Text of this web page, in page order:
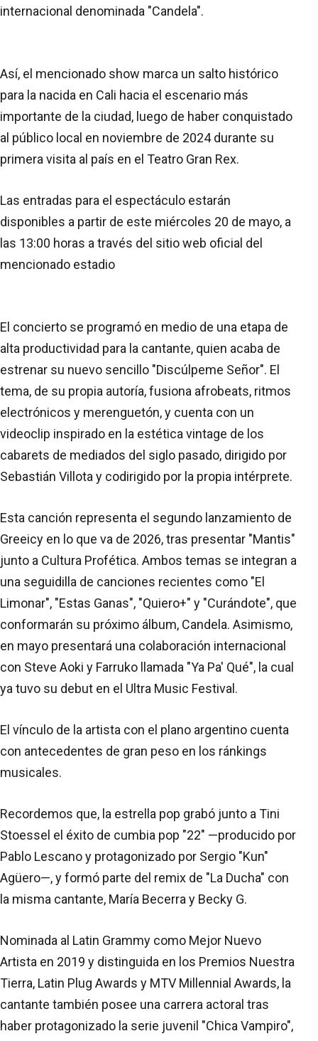
internacional denominada "Candela".
Así, el mencionado show marca un salto histórico
para la nacida en Cali hacia el escenario más
importante de la ciudad, luego de haber conquistado
al público local en noviembre de 2024 durante su
primera visita al país en el Teatro Gran Rex.
Las entradas para el espectáculo estarán
disponibles a partir de este miércoles 20 de mayo, a
las 13:00 horas a través del sitio web oficial del
mencionado estadio
El concierto se programó en medio de una etapa de
alta productividad para la cantante, quien acaba de
estrenar su nuevo sencillo "Discúlpeme Señor". El
tema, de su propia autoría, fusiona afrobeats, ritmos
electrónicos y merenguetón, y cuenta con un
videoclip inspirado en la estética vintage de los
cabarets de mediados del siglo pasado, dirigido por
Sebastián Villota y codirigido por la propia intérprete.
Esta canción representa el segundo lanzamiento de
Greeicy en lo que va de 2026, tras presentar "Mantis"
junto a Cultura Profética. Ambos temas se integran a
una seguidilla de canciones recientes como "El
Limonar", "Estas Ganas", "Quiero+" y "Curándote", que
conformarán su próximo álbum, Candela. Asimismo,
en mayo presentará una colaboración internacional
con Steve Aoki y Farruko llamada "Ya Pa' Qué", la cual
ya tuvo su debut en el Ultra Music Festival.
El vínculo de la artista con el plano argentino cuenta
con antecedentes de gran peso en los ránkings
musicales.
Recordemos que, la estrella pop grabó junto a Tini
Stoessel el éxito de cumbia pop "22" —producido por
Pablo Lescano y protagonizado por Sergio "Kun"
Agüero—, y formó parte del remix de "La Ducha" con
la misma cantante, María Becerra y Becky G.
Nominada al Latin Grammy como Mejor Nuevo
Artista en 2019 y distinguida en los Premios Nuestra
Tierra, Latin Plug Awards y MTV Millennial Awards, la
cantante también posee una carrera actoral tras
haber protagonizado la serie juvenil "Chica Vampiro",